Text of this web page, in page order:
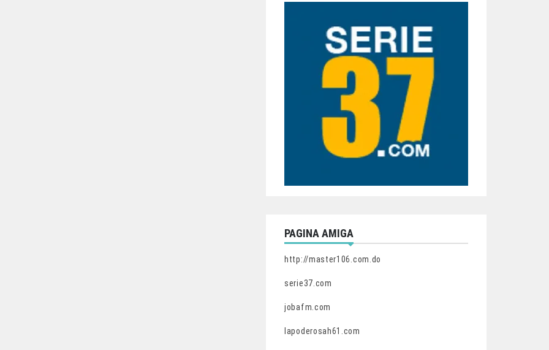
PAGINA AMIGA
http://master106.com.do
serie37.com
jobafm.com
lapoderosah61.com